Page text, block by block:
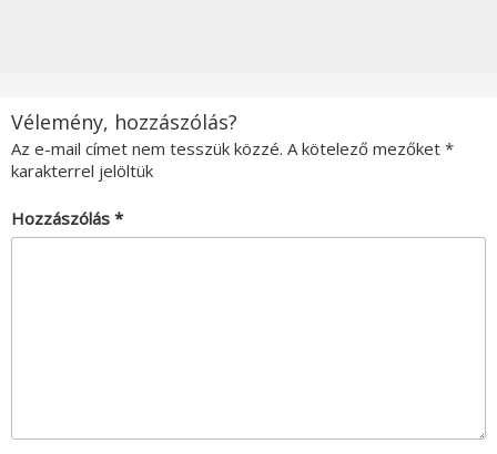
Vélemény, hozzászólás?
Az e-mail címet nem tesszük közzé. A kötelező mezőket *
karakterrel jelöltük
Hozzászólás *